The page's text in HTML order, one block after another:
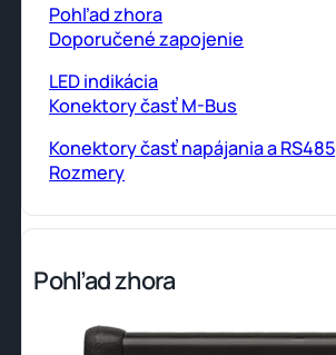
Pohľad zhora
Doporučené zapojenie
LED indikácia
Konektory časť M-Bus
Konektory časť napájania a RS485
Rozmery
Pohľad zhora